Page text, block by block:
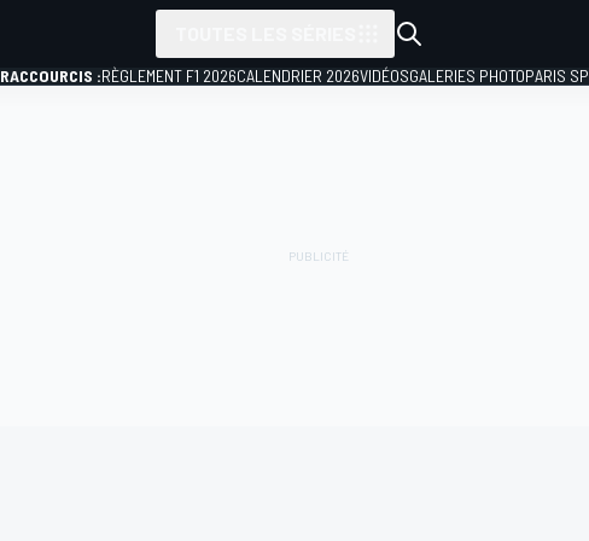
RACCOURCIS :RÈGLEMENT F1 2026CALENDRIER 2026VIDÉOSGALERIES PHOTOPARIS